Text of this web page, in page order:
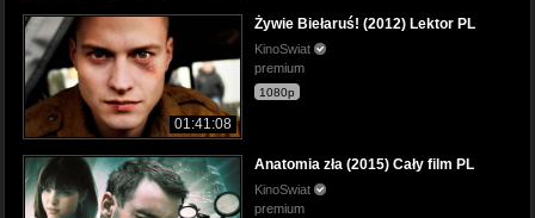
01:41:08
Żywie Biełaruś! (2012) Lektor PL
KinoSwiat
premium
1080p
Anatomia zła (2015) Cały film PL
KinoSwiat
premium